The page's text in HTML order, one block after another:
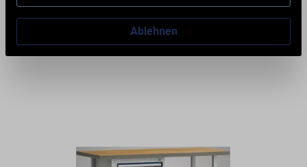
WERKBANK MIT SCHRANK
Ablehnen